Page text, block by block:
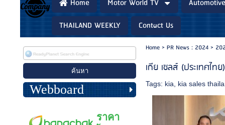
Home Motor World TV
THAILAND WEEKLY
Contact Us
Webboard
Home> PR News : 2024>
เกีย เซลส์ (ประเทศไ
Tags: kia kia sales